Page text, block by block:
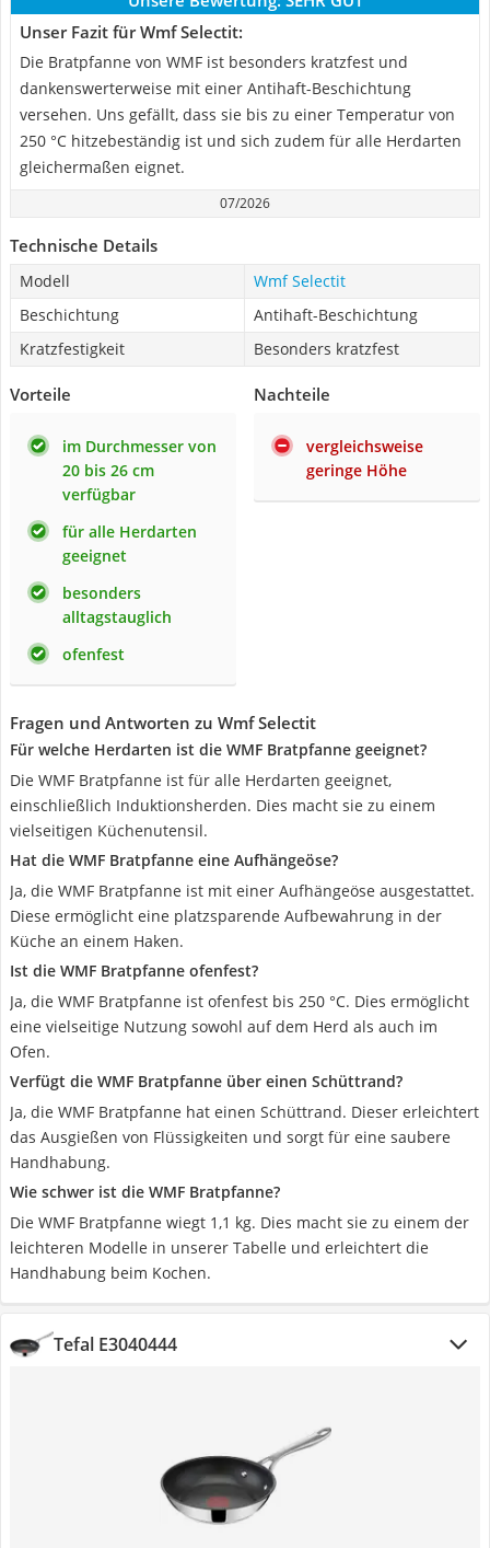
Unser Fazit für Wmf Selectit:
Die Bratpfanne von WMF ist besonders kratzfest und
dankenswerterweise mit einer Antihaft-Beschichtung
versehen. Uns gefällt, dass sie bis zu einer Temperatur von
250 °C hitzebeständig ist und sich zudem für alle Herdarten
gleichermaßen eignet.
07/2026
Technische Details
Modell
Wmf Selectit
Beschichtung
Antihaft-Beschichtung
Kratzfestigkeit
Besonders kratzfest
Vorteile
im Durchmesser von
20 bis 26 cm
verfügbar
für alle Herdarten
geeignet
besonders
alltagstauglich
ofenfest
Nachteile
vergleichsweise
geringe Höhe
Fragen und Antworten zu Wmf Selectit
Für welche Herdarten ist die WMF Bratpfanne geeignet?
Die WMF Bratpfanne ist für alle Herdarten geeignet,
einschließlich Induktionsherden. Dies macht sie zu einem
vielseitigen Küchenutensil.
Hat die WMF Bratpfanne eine Aufhängeöse?
Ja, die WMF Bratpfanne ist mit einer Aufhängeöse ausgestattet.
Diese ermöglicht eine platzsparende Aufbewahrung in der
Küche an einem Haken.
Ist die WMF Bratpfanne ofenfest?
Ja, die WMF Bratpfanne ist ofenfest bis 250 °C. Dies ermöglicht
eine vielseitige Nutzung sowohl auf dem Herd als auch im
Ofen.
Verfügt die WMF Bratpfanne über einen Schüttrand?
Ja, die WMF Bratpfanne hat einen Schüttrand. Dieser erleichtert
das Ausgießen von Flüssigkeiten und sorgt für eine saubere
Handhabung.
Wie schwer ist die WMF Bratpfanne?
Die WMF Bratpfanne wiegt 1,1 kg. Dies macht sie zu einem der
leichteren Modelle in unserer Tabelle und erleichtert die
Handhabung beim Kochen.
Tefal E3040444